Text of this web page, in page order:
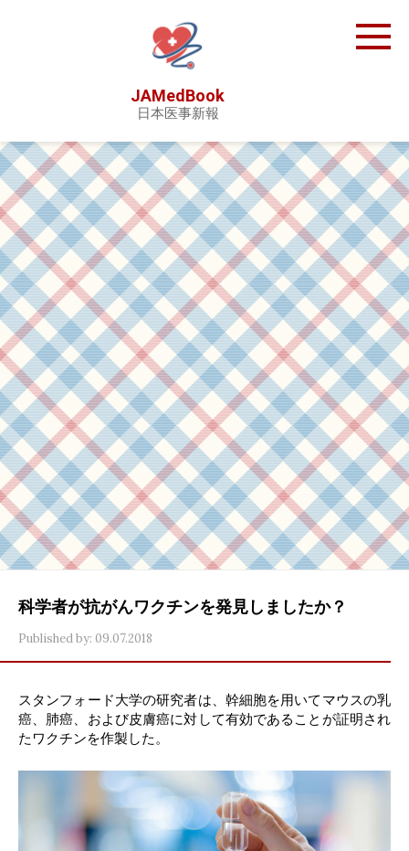
JAMedBook
日本医事新報
科学者が抗がんワクチンを発見しましたか？
Published by: 09.07.2018
スタンフォード大学の研究者は、幹細胞を用いてマウスの乳
癌、肺癌、および皮膚癌に対して有効であることが証明され
たワクチンを作製した。